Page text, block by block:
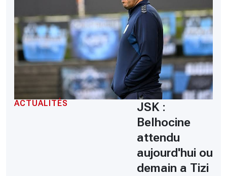
ACTUALITÉS
JSK :
Belhocine
attendu
aujourd'hui ou
demain a Tizi